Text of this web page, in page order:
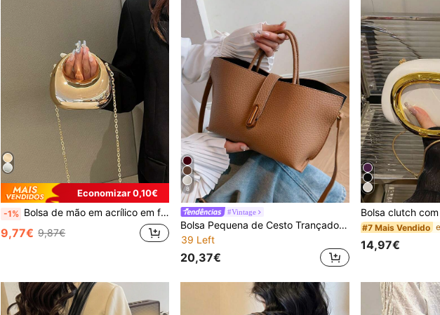
Economizar 0,10€
-1% Bolsa de mão em acrílico em formato de meia-lua, mini bolsa de mão, bolsa transversal de corrente versátil e moderna, ideal para batom, fones de ouvido e outros itens.
9,77€ 9,87€
8
#Vintage
Bolsa Pequena de Cesto Trançado de Estilo Vintage para Mulheres, de Alta Qualidade e Única, Moda de Primavera/Verão, Pode Ser Transportada no Ombro ou Transpassada
39 Left
20,37€
#7 Mais Vendido
14,97€